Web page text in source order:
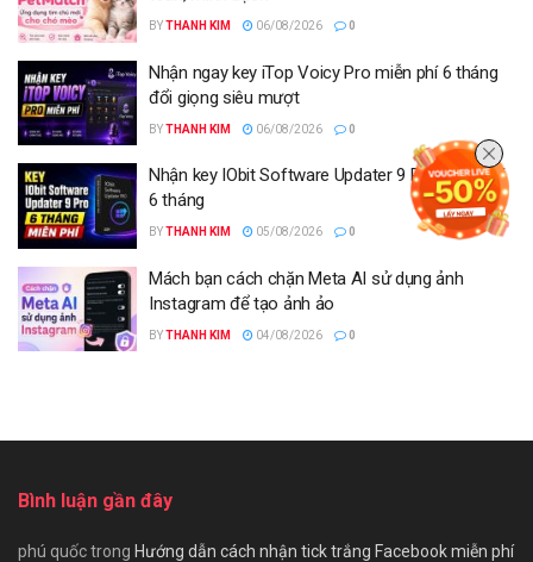
BYTHANH KIM 06/08/2026 0
Nhận ngay key iTop Voicy Pro miễn phí 6 tháng
đổi giọng siêu mượt
BYTHANH KIM 06/08/2026 0
Nhận key IObit Software Updater 9 Pro miễn phí
6 tháng
BYTHANH KIM 05/08/2026 0
Mách bạn cách chặn Meta AI sử dụng ảnh
Instagram để tạo ảnh ảo
BYTHANH KIM 04/08/2026 0
Bình luận gần đây
phú quốctrong Hướng dẫn cách nhận tick trắng Facebook miễn phí